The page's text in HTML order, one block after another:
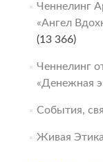
Ченнелинг
«Ангел
(13 366)
Ченнелинг
«Денежная
События,
Живая